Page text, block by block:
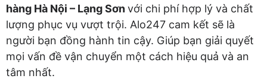
hàng Hà Nội – Lạng Sơnvới chi phí hợp lý và chất
lượng phục vụ vượt trội. Alo247 cam kết sẽ là
người bạn đồng hành tin cậy. Giúp bạn giải quyết
mọi vấn đề vận chuyển một cách hiệu quả và an
tâm nhất.